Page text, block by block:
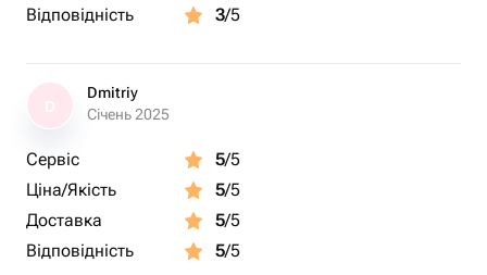
Відповідність 3/5
Dmitriy
Січень 2025
Сервіс 5/5
Ціна/Якість
5/5
Доставка
5/5
Відповідність
5/5